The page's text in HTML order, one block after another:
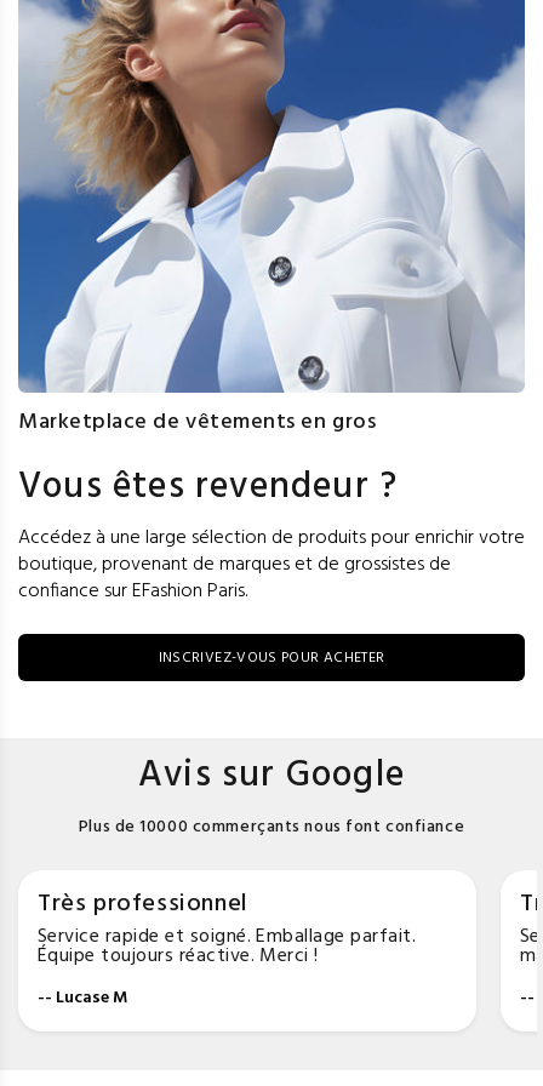
Marketplace de vêtements en gros
Vous êtes revendeur ?
Accédez à une large sélection de produits pour enrichir votre
boutique, provenant de marques et de grossistes de
confiance sur EFashion Paris.
INSCRIVEZ-VOUS POUR ACHETER
Avis sur Google
Plus de 10000 commerçants nous font confiance
Très professionnel
Service rapide et soigné. Emballage parfait.
Équipe toujours réactive. Merci !
-- Lucase M --